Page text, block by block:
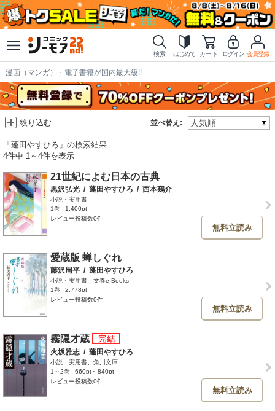
検索 はじめて カート ログイン 会員登録
漫画（マンガ）・電子書籍が国内最大級!!
並べ替え:
絞り込む
「蓬田やすひろ」の検索結果
4件中 1～4件を表示
21世紀によむ日本の古典
黒沢弘光 / 蓬田やすひろ / 西本鶏介
小説・実用書
1巻
1,400pt
レビュー投稿数0件
無料立読み
愛蔵版 蝉しぐれ
藤沢周平 / 蓬田やすひろ
小説・実用書、文春e-Books
1巻
2,778pt
レビュー投稿数0件
無料立読み
霧隠才蔵
火坂雅志 / 蓬田やすひろ
小説・実用書、角川文庫
1～2巻
660pt～840pt
レビュー投稿数0件
無料立読み